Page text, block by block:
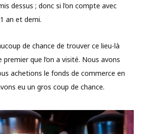
dessus ; donc si l’on compte avec
an et demi.
de chance de trouver ce lieu-là
premier que l’on a visité. Nous avons
achetions le fonds de commerce en
eu un gros coup de chance.